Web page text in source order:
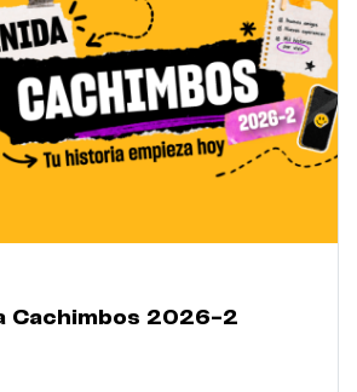
Cachimbos 2026-2